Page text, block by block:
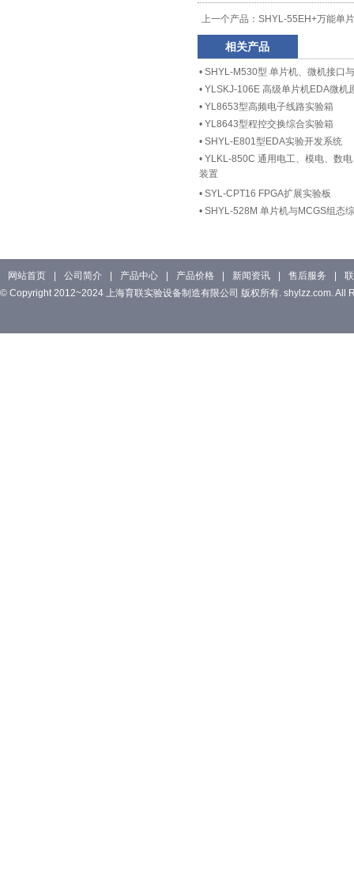
上一个产品： SHYL-55EH+万能单
相关产品
• SHYL-M530型 单片机、微机接口
• YLSKJ-106E 高级单片机EDA微机
• YL8653型高频电子线路实验箱
• YL8643型程控交换综合实验箱
• SHYL-E801型EDA实验开发系统
• YLKL-850C 通用电工、模电、数
装置
• SYL-CPT16 FPGA扩展实验板
• SHYL-528M 单片机与MCGS组态
网站首页 | 公司简介 | 产品中心 | 产品价格 | 新闻资讯 | 售后服务 |
© Copyright 2012~2024 上海育联实验设备制造有限公司 版权所有. shylzz.com. All